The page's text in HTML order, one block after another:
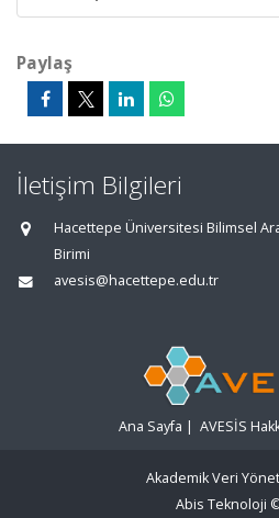
Paylaş
İletişim Bilgileri
Hacettepe Üniversitesi Bilimsel
Birimi
avesis@hacettepe.edu.tr
Ana Sayfa | AVESİS
Akademik Veri
Abis Teknoloji